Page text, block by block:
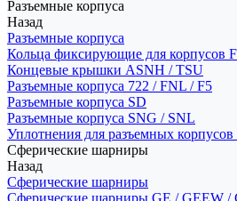
Разъемные корпуса
Назад
Разъемные корпуса
Кольца фиксирующие для корпусов
Концевые крышки ASNH / TSU
Разъемные корпуса 722 / FNL / F5
Разъемные корпуса SD
Разъемные корпуса SNG / SNL
Уплотнения для разъемных
Сферические шарниры
Назад
Сферические шарниры
Сферические шарниры GE / GEEW /